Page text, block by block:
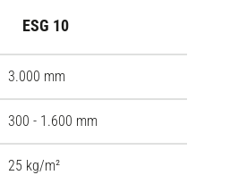
ESG 10
3.000 mm
300 - 1.600 mm
25 kg/m²